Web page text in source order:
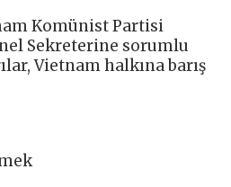
Komünist Partisi
Sekreterine sorumlu
Vietnam halkına barış